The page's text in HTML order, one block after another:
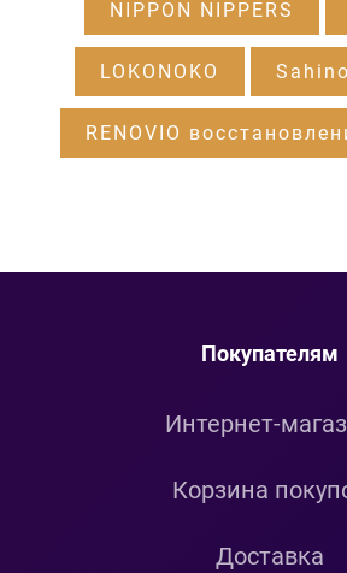
NIPPON NIPPERS
LOKONOKO
RENOVIO
Покупателям
Интернет-
Корзина
Доставка